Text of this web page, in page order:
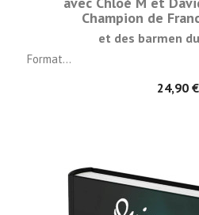
Champion de
et des barmen
Format...
24,90 €